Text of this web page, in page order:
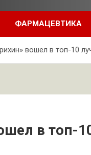
ФАРМАЦЕВТИКА
вошел в топ-10
в топ-